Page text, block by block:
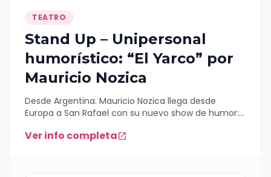
TEATRO
Stand Up – Unipersonal
humorístico: “El Yarco” por
Mauricio Nozica
Desde Argentina. Mauricio Nozica llega desde
Europa a San Rafael con su nuevo show de humor:
y risas garantizadas. Después de conquistar las
latinoamericanos Un monólogo hilarante que no te
Ver info completaopen_in_new